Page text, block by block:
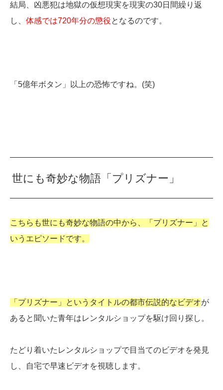
結局、凶悪犯は地獄の仮想現実を現実の30日間繰り返
し、 体感では720年分の懲役となるのです。
「5億年ボタン」以上の恐怖ですね。(笑)
世にも奇妙な物語「プリズナー」
こちらも世にも奇妙な物語の中から、「プリズナー」と
いうエピソードです。
「プリズナー」というタイトルの都市伝説的なビデオが
あると聞いた青年はレンタルショップを駆け回り探し。
たどり着いたレンタルショップで目当てのビデオを発見
し、自宅で早速ビデオを視聴します。